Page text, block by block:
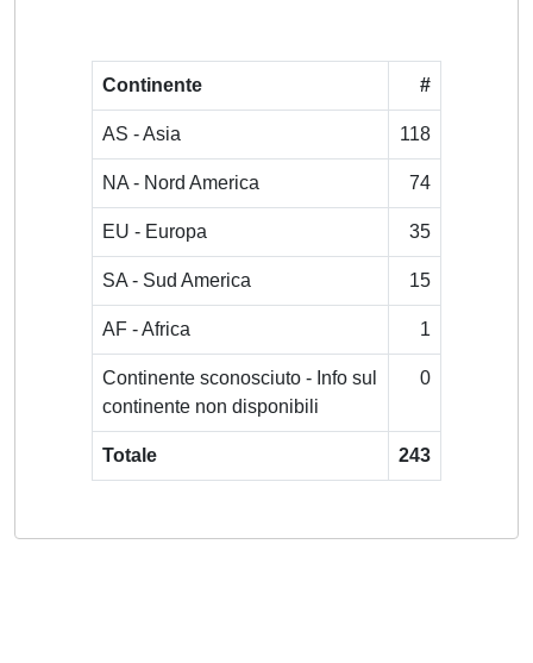
Continente #
AS - Asia 118
NA - Nord America 74
EU - Europa 35
SA - Sud America 15
AF - Africa 1
Continente sconosciuto - Info sul
continente non disponibili
0
Totale 243